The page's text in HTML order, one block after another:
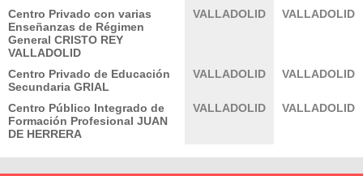
Centro Privado con varias
Enseñanzas de Régimen
General CRISTO REY
VALLADOLID
VALLADOLID VALLADOLID
Centro Privado de Educación
Secundaria GRIAL
VALLADOLID VALLADOLID
Centro Público Integrado de
Formación Profesional JUAN
DE HERRERA
VALLADOLID VALLADOLID